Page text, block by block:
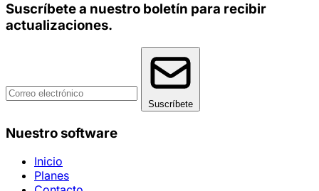
Suscríbete a nuestro boletín para recibir
actualizaciones.
Suscríbete
Nuestro software
Inicio
Planes